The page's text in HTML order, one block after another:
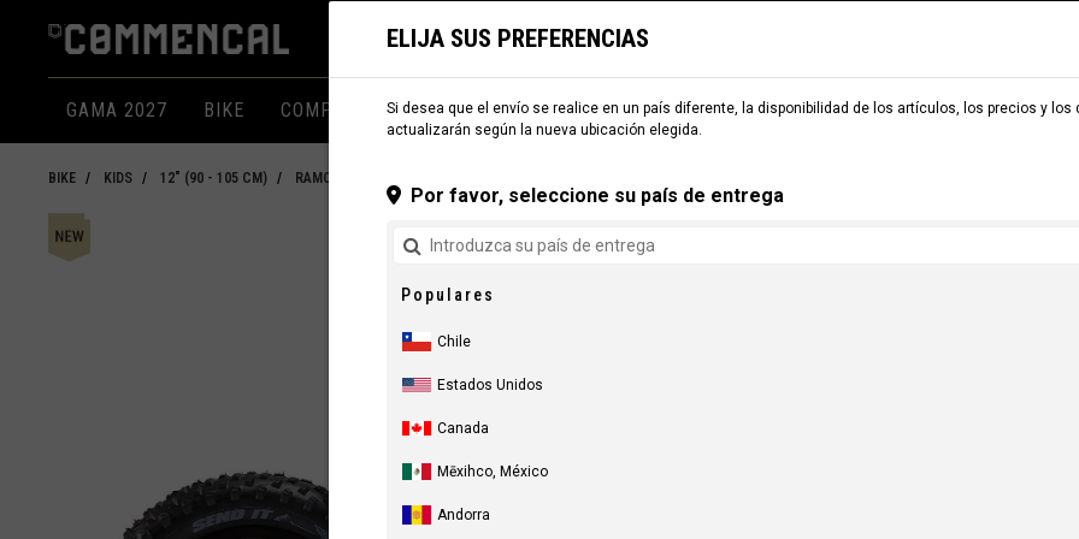
ELIJA SUS PREFERENCIAS
Si desea que el envío se realice en un país diferente, la disponibilidad de los artículos, los precios y
actualizarán según la nueva ubicación elegida.
Por favor, seleccione su país de entrega
Populares
Chile
Estados Unidos
Canada
Mēxihco, México
Andorra
GAMA 2027 BIKE COMPONENTES INDUMENTARIA ESQUÍ COMMENCAL WORLD B2B
BIKE KIDS 12" (90 - 105 CM) RAMONES 12"